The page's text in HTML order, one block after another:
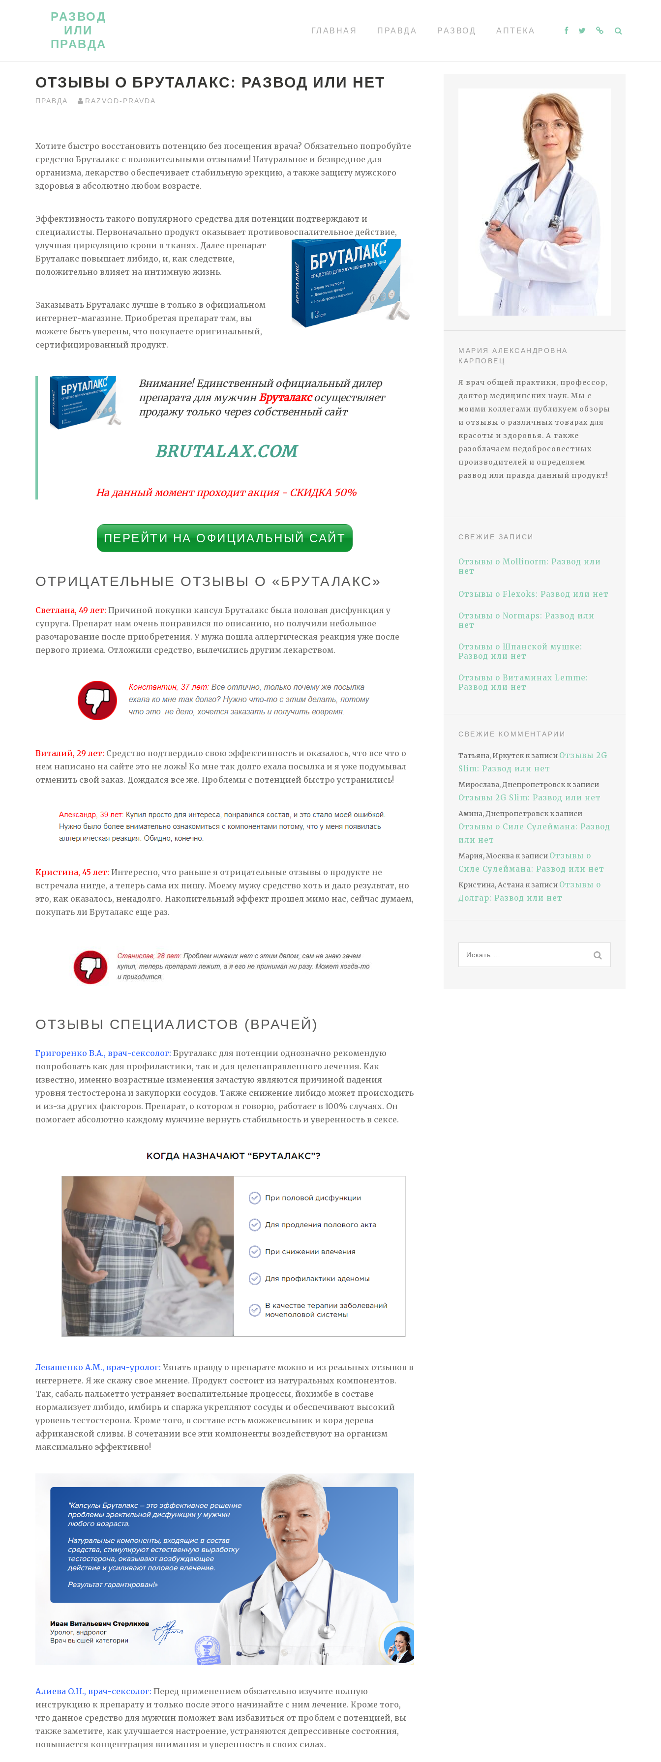
РАЗВОД
ИЛИ
ПРАВДА
ГЛАВНАЯ ПРАВДА РАЗВОД АПТЕКА
ОТЗЫВЫ О БРУТАЛАКС: РАЗВОД ИЛИ НЕТ
ПРАВДА RAZVOD-PRAVDA
Хотите быстро восстановить потенцию без посещения врача? Обязательно попробуйте
средство Бруталакс с положительными отзывами! Натуральное и безвредное для
организма, лекарство обеспечивает стабильную эрекцию, а также защиту мужского
здоровья в абсолютно любом возрасте.
Эффективность такого популярного средства для потенции подтверждают и
специалисты. Первоначально продукт оказывает противовоспалительное действие,
улучшая циркуляцию крови в тканях. Далее препарат
Бруталакс повышает либидо, и, как следствие,
положительно влияет на интимную жизнь.
Заказывать Бруталакс лучше в только в официальном
интернет-магазине. Приобретая препарат там, вы
можете быть уверены, что покупаете оригинальный,
сертифицированный продукт.
Внимание! Единственный официальный дилер
препарата для мужчинБруталакс осуществляет
продажу только через собственный сайт
BRUTALAX.COM
На данный момент проходит акция - СКИДКА 50%
ПЕРЕЙТИ НА ОФИЦИАЛЬНЫЙ САЙТ
ОТРИЦАТЕЛЬНЫЕ ОТЗЫВЫ О «БРУТАЛАКС»
Светлана, 49 лет: Причиной покупки капсул Бруталакс была половая дисфункция у
супруга. Препарат нам очень понравился по описанию, но получили небольшое
разочарование после приобретения. У мужа пошла аллергическая реакция уже после
первого приема. Отложили средство, вылечились другим лекарством.
Виталий, 29 лет: Средство подтвердило свою эффективность и оказалось, что все что о
нем написано на сайте это не ложь! Ко мне так долго ехала посылка и я уже подумывал
отменить свой заказ. Дождался все же. Проблемы с потенцией быстро устранились!
Кристина, 45 лет: Интересно, что раньше я отрицательные отзывы о продукте не
встречала нигде, а теперь сама их пишу. Моему мужу средство хоть и дало результат, но
это, как оказалось, ненадолго. Накопительный эффект прошел мимо нас, сейчас думаем,
покупать ли Бруталакс еще раз.
ОТЗЫВЫ СПЕЦИАЛИСТОВ (ВРАЧЕЙ)
Григоренко В.А., врач-сексолог: Бруталакс для потенции однозначно рекомендую
попробовать как для профилактики, так и для целенаправленного лечения. Как
известно, именно возрастные изменения зачастую являются причиной падения
уровня тестостерона и закупорки сосудов. Также снижение либидо может происходить
и из-за других факторов. Препарат, о котором я говорю, работает в 100% случаях. Он
помогает абсолютно каждому мужчине вернуть стабильность и уверенность в сексе.
Левашенко А.М., врач-уролог: Узнать правду о препарате можно и из реальных отзывов в
интернете. Я же скажу свое мнение. Продукт состоит из натуральных компонентов.
Так, сабаль пальметто устраняет воспалительные процессы, йохимбе в составе
нормализует либидо, имбирь и спаржа укрепляют сосуды и обеспечивают высокий
уровень тестостерона. Кроме того, в составе есть можжевельник и кора дерева
африканской сливы. В сочетании все эти компоненты воздействуют на организм
максимально эффективно!
Алиева О.Н., врач-сексолог: Перед применением обязательно изучите полную
инструкцию к препарату и только после этого начинайте с ним лечение. Кроме того,
что данное средство для мужчин поможет вам избавиться от проблем с потенцией, вы
также заметите, как улучшается настроение, устраняются депрессивные состояния,
повышается концентрация внимания и уверенность в своих силах.
МАРИЯ АЛЕКСАНДРОВНА
КАРПОВЕЦ
Я врач общей практики, профессор,
доктор медицинских наук. Мы с
моими коллегами публикуем обзоры
и отзывы о различных товарах для
красоты и здоровья. А также
разоблачаем недобросовестных
производителей и определяем
развод или правда данный продукт!
СВЕЖИЕ ЗАПИСИ
Отзывы о Mollinorm: Развод или
нет
Отзывы о Flexoks: Развод или нет
Отзывы о Normaps: Развод или
нет
Отзывы о Шпанской мушке:
Развод или нет
Отзывы о Витаминах Lemme:
Развод или нет
СВЕЖИЕ КОММЕНТАРИИ
Татьяна, Иркутскк записи Отзывы 2G
Slim: Развод или нет
Мирослава, Днепропетровскк записи
Отзывы 2G Slim: Развод или нет
Амина, Днепропетровскк записи
Отзывы о Силе Сулеймана: Развод
или нет
Мария, Москва к записи Отзывы о
Силе Сулеймана: Развод или нет
Кристина, Астана к записи Отзывы о
Долгар: Развод или нет